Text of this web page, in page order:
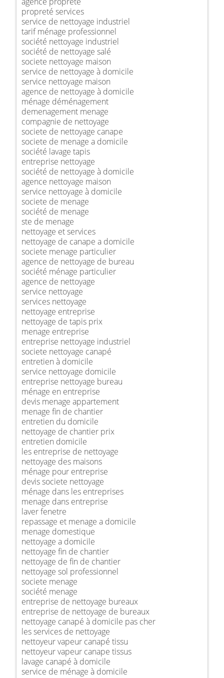
propreté services
service de nettoyage industriel
tarif ménage professionnel
société nettoyage industriel
société de nettoyage salé
societe nettoyage maison
service de nettoyage à domicile
service nettoyage maison
agence de nettoyage à domicile
ménage déménagement
demenagement menage
compagnie de nettoyage
societe de nettoyage canape
societe de menage a domicile
société lavage tapis
entreprise nettoyage
société de nettoyage à domicile
agence nettoyage maison
service nettoyage à domicile
societe de menage
société de menage
ste de menage
nettoyage et services
nettoyage de canape a domicile
societe menage particulier
agence de nettoyage de bureau
société ménage particulier
agence de nettoyage
service nettoyage
services nettoyage
nettoyage entreprise
nettoyage de tapis prix
menage entreprise
entreprise nettoyage industriel
societe nettoyage canapé
entretien à domicile
service nettoyage domicile
entreprise nettoyage bureau
ménage en entreprise
devis menage appartement
menage fin de chantier
entretien du domicile
nettoyage de chantier prix
entretien domicile
les entreprise de nettoyage
nettoyage des maisons
ménage pour entreprise
devis societe nettoyage
ménage dans les entreprises
menage dans entreprise
laver fenetre
repassage et menage a domicile
menage domestique
nettoyage a domicile
nettoyage fin de chantier
nettoyage de fin de chantier
nettoyage sol professionnel
societe menage
société menage
entreprise de nettoyage bureaux
entreprise de nettoyage de bureaux
nettoyage canapé à domicile pas cher
les services de nettoyage
nettoyeur vapeur canapé tissu
nettoyeur vapeur canape tissus
lavage canapé à domicile
service de ménage à domicile